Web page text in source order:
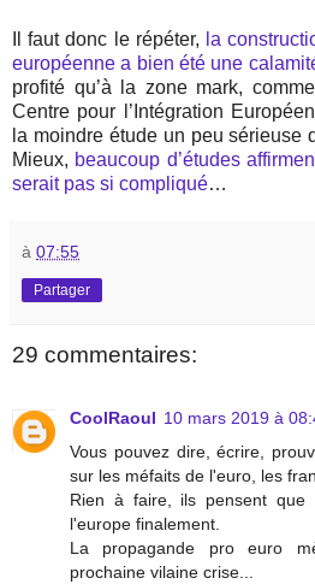
Il faut donc le répéter, la
européenne a bien été une
profité qu’à la zone mark,
Centre pour l’Intégration
la moindre étude un peu sérieuse
Mieux, beaucoup d’études
serait pas si compliqué…
à 07:55
Partager
29 commentaires:
CoolRaoul 10 mars 2019 à
Vous pouvez dire, écrire,
sur les méfaits de l'euro, les
Rien à faire, ils pensent que
l'europe finalement.
La propagande pro euro
prochaine vilaine crise...